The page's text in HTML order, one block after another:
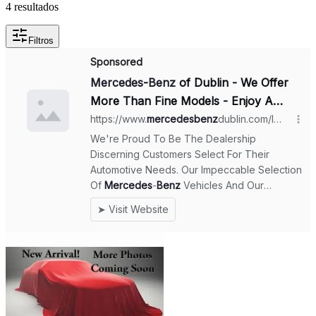
4 resultados
Filtros